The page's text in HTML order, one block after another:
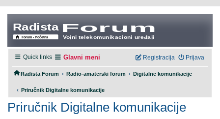
Quick links Glavni meni Prijava
Registracija
Radista Forum ‹ Radio-amaterski forum ‹ Digitalne komunikacije
‹ Priručnik Digitalne komunikacije
Priručnik Digitalne komunikacije